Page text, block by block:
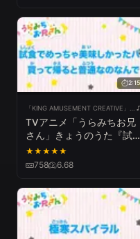
2:15
TVアニメ「うらみちお兄
さん」きょうのうた『試食
でめっちゃ美味しかったパ
ン買って帰ると普通なのな
★★★★★
758 6.68